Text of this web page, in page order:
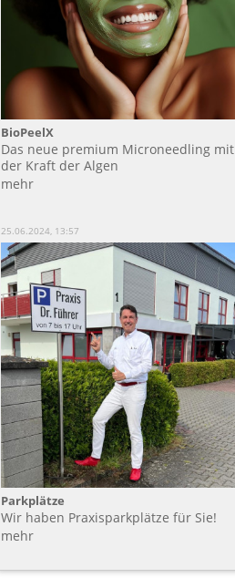
BioPeelX
Das neue premium Microneedling mit
der Kraft der Algen
mehr
25.06.2024, 13:57
Parkplätze
Wir haben Praxisparkplätze für Sie!
mehr